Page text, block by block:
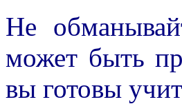
Не
может быть
вы готовы